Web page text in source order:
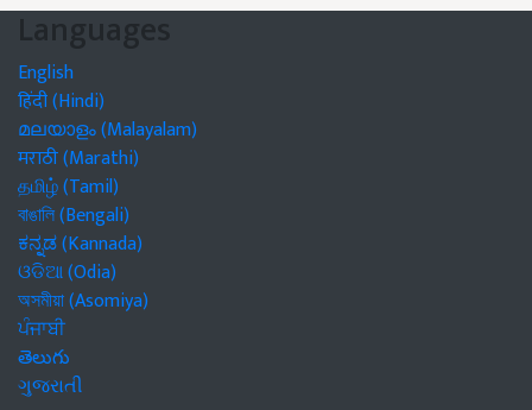
Languages
English
हिंदी (Hindi)
മലയാളം (Malayalam)
मराठी (Marathi)
தமிழ் (Tamil)
বাঙালি (Bengali)
ಕನ್ನಡ (Kannada)
ଓଡିଆ (Odia)
অসমীয়া (Asomiya)
ਪੰਜਾਬੀ
తెలుగు
ગુજરાતી